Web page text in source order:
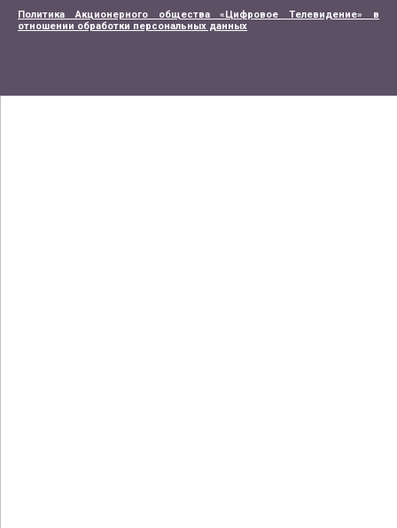
Политика Акционерного общества «Цифровое Телевидение» в
отношении обработки персональных данных